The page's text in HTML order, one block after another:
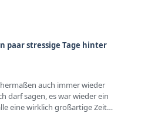
paar stressige Tage hinter
auch immer wieder
darf sagen, es war wieder ein
eine wirklich großartige Zeit…